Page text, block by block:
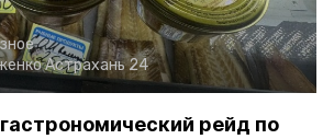
Астрахань 24
рейд по